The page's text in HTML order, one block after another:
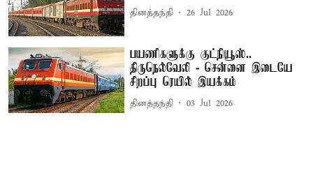
தினத்தந்தி 26 Jul 2026
பயணிகளுக்கு குட்நியூஸ்..
திருநெல்வேலி - சென்னை இடையே
சிறப்பு ரெயில் இயக்கம்
தினத்தந்தி 03 Jul 2026